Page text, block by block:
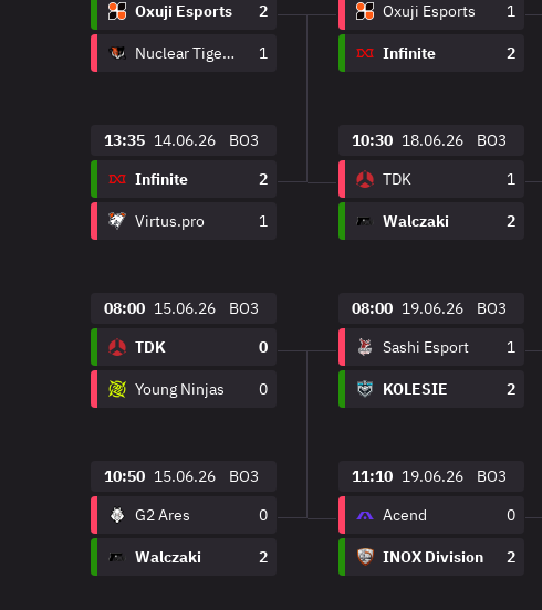
Oxuji Esports
2
Nuclear TigeRES 1
13:35 14.06.26
BO3
Infinite
2
Virtus.pro 1
08:00 15.06.26
BO3
TDK
0
Young Ninjas 0
10:50 15.06.26
BO3
G2 Ares
0
Walczaki 2
Oxuji Esports
1
Infinite 2
10:30 18.06.26
BO3
TDK
1
Walczaki 2
08:00 19.06.26
BO3
Sashi Esport
1
KOLESIE 2
11:10 19.06.26
BO3
Acend
0
INOX Division 2